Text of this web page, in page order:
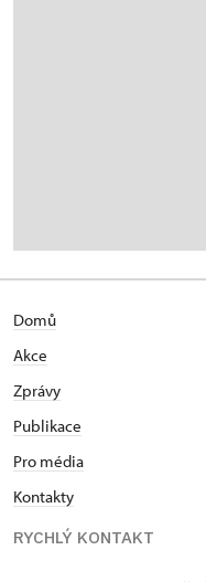
Domů
Akce
Zprávy
Publikace
Pro média
Kontakty
RYCHLÝ KONTAKT